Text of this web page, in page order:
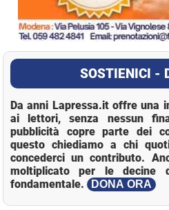
SOSTIENICI -
Da anni Lapressa.it offre una
ai lettori, senza nessun
pubblicità copre parte dei
questo chiediamo a chi
concederci un contributo.
moltiplicato per le
fondamentale.
DONA ORA